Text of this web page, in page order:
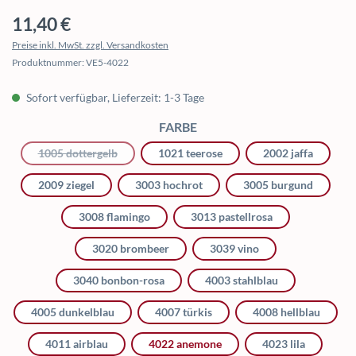
Regulärer Preis:
11,40 €
Preise inkl. MwSt. zzgl. Versandkosten
Produktnummer:VE5-4022
Sofort verfügbar, Lieferzeit: 1-3 Tage
FARBEAUSWÄHLEN
1005 dottergelb(Diese Option ist zurzeit nicht verfügbar.)
1021 teerose 2002 jaffa
2009 ziegel 3003 hochrot 3005 burgund
3008 flamingo 3013 pastellrosa
3020 brombeer 3039 vino
3040 bonbon-rosa 4003 stahlblau
4005 dunkelblau 4007 türkis 4008 hellblau
4011 airblau 4022 anemone 4023 lila